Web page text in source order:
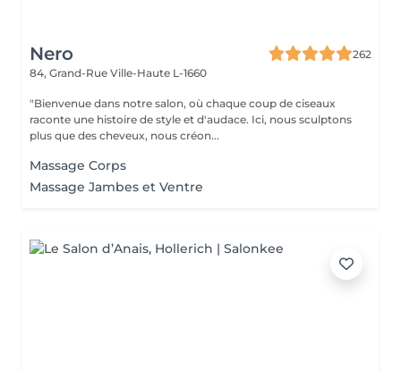
Nero
262
84, Grand-Rue Ville-Haute L-1660
"Bienvenue dans notre salon, où chaque coup de ciseaux
raconte une histoire de style et d'audace. Ici, nous sculptons
plus que des cheveux, nous créon...
Massage Corps
Massage Jambes et Ventre